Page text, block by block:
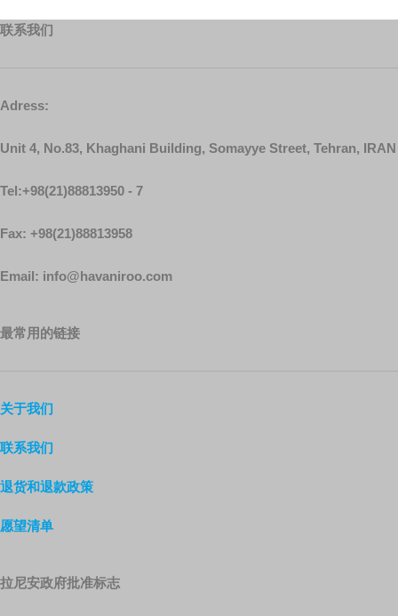
联系我们
Adress:
Unit 4, No.83, Khaghani Building, Somayye Street, Tehran, IRAN
Tel:+98(21)88813950 - 7
Fax: +98(21)88813958
Email: info@havaniroo.com
最常用的链接
关于我们
联系我们
退货和退款政策
愿望清单
拉尼安政府批准标志